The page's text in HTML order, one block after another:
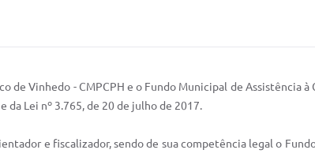
Vinhedo - CMPCPH e o Fundo Municipal de Assistência
da Lei nº 3.765, de 20 de julho de 2017.
e fiscalizador, sendo de sua competência legal o